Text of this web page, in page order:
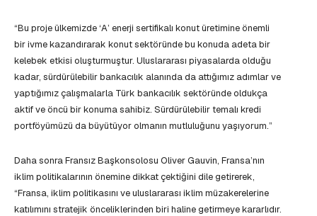
“Bu proje ülkemizde ‘A’ enerji sertifikalı konut üretimine önemli
bir ivme kazandırarak konut sektöründe bu konuda adeta bir
kelebek etkisi oluşturmuştur. Uluslararası piyasalarda olduğu
kadar, sürdürülebilir bankacılık alanında da attığımız adımlar ve
yaptığımız çalışmalarla Türk bankacılık sektöründe oldukça
aktif ve öncü bir konuma sahibiz. Sürdürülebilir temalı kredi
portföyümüzü da büyütüyor olmanın mutluluğunu yaşıyorum.”
Daha sonra Fransız Başkonsolosu Oliver Gauvin, Fransa’nın
iklim politikalarının önemine dikkat çektiğini dile getirerek,
“Fransa, iklim politikasını ve uluslararası iklim müzakerelerine
katılımını stratejik önceliklerinden biri haline getirmeye kararlıdır.